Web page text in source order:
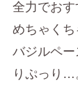
全力でおす
めちゃくち
バジルペ
りぷっり…